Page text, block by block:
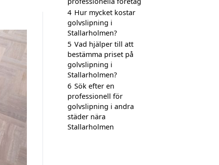
4 Hur mycket kostar
golvslipning i
Stallarholmen?
5 Vad hjälper till att
bestämma priset på
golvslipning i
Stallarholmen?
6 Sök efter en
professionell för
golvslipning i andra
städer nära
Stallarholmen